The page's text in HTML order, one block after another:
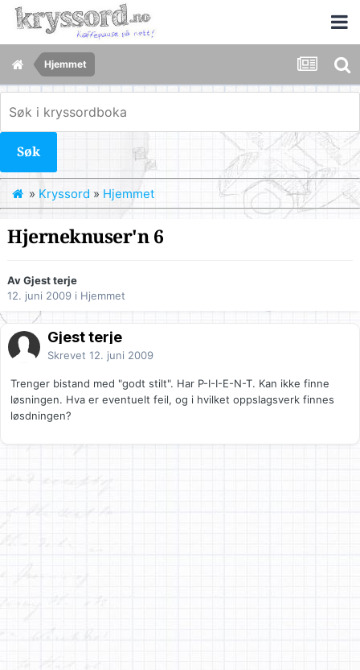
Hjemmet
Søk
» Kryssord » Hjemmet
Hjerneknuser'n 6
Av Gjest terje
12. juni 2009 i Hjemmet
Gjest terje
Skrevet 12. juni 2009
Trenger bistand med "godt stilt". Har P-I-I-E-N-T. Kan ikke finne
løsningen. Hva er eventuelt feil, og i hvilket oppslagsverk finnes
løsdningen?